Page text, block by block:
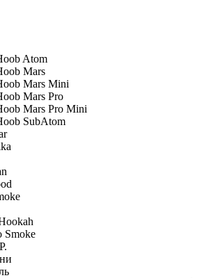
Atom
Mars
Mars Mini
Mars Pro
Mars Pro Mini
SubAtom
Smoke